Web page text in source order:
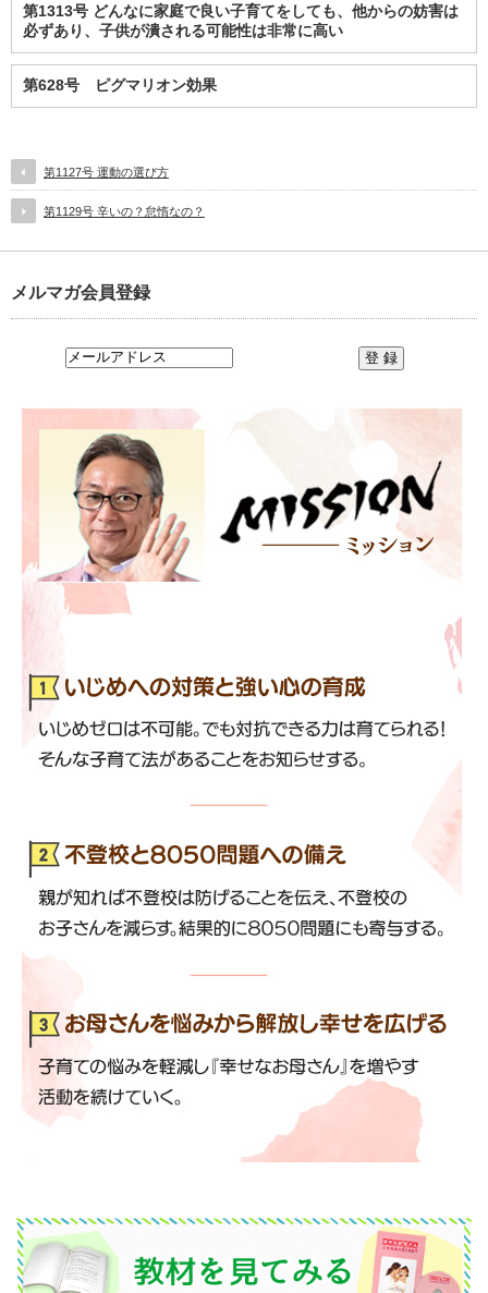
第1313号 どんなに家庭で良い子育てをしても、他からの妨害は
必ずあり、子供が潰される可能性は非常に高い
第628号 ピグマリオン効果
第1127号 運動の選び方
第1129号 辛いの？怠惰なの？
メルマガ会員登録